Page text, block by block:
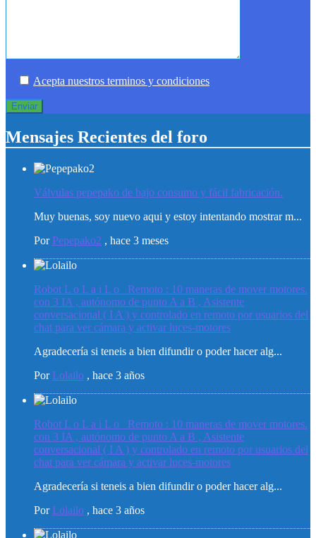
Acepta nuestros terminos y condiciones
Mensajes Recientes del foro
Válvulas pepepako de bajo consumo y fácil fabricación.
Muy buenas, soy nuevo aqui y estoy intentando mostrar m...
Por Pepepako2 , hace 3 meses
Robot L o L a i L o _Remoto : 10 maneras de mover motores.
con 3 IA , autónomo de punto A a B , Asistente
conversacional ( I A ) y controlado en remoto por usuarios del
chat para ver cámara y activar luces-motores
Agradecería si teneis a bien difundir o poder hacer alg...
Por Lolailo , hace 3 años
Robot L o L a i L o _Remoto : 10 maneras de mover motores.
con 3 IA , autónomo de punto A a B , Asistente
conversacional ( I A ) y controlado en remoto por usuarios del
chat para ver cámara y activar luces-motores
Agradecería si teneis a bien difundir o poder hacer alg...
Por Lolailo , hace 3 años